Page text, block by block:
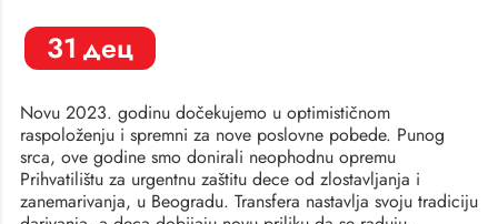
31 дец
Novu 2023. godinu dočekujemo u optimističnom
raspoloženju i spremni za nove poslovne pobede. Punog
srca, ove godine smo donirali neophodnu opremu
Prihvatilištu za urgentnu zaštitu dece od zlostavljanja i
zanemarivanja, u Beogradu. Transfera nastavlja svoju tradiciju